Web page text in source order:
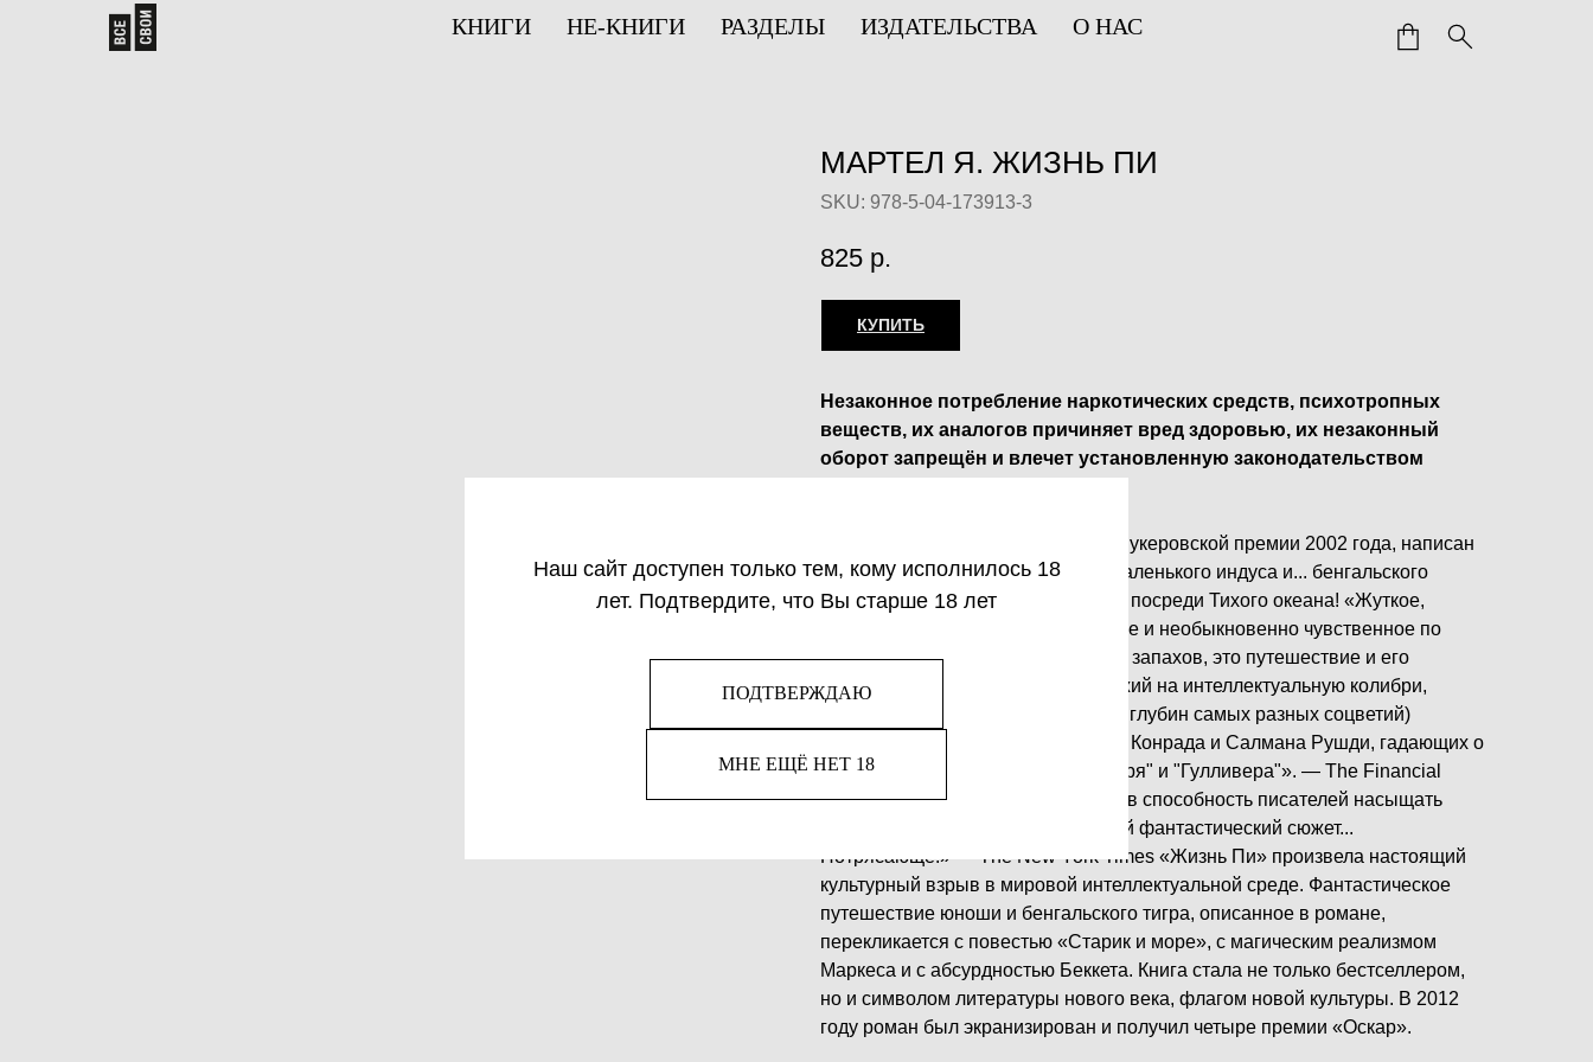
КНИГИ НЕ-КНИГИ РАЗДЕЛЫ ИЗДАТЕЛЬСТВА О НАС
Наш сайт доступен только тем, кому исполнилось 18
лет. Подтвердите, что Вы старше 18 лет
ПОДТВЕРЖДАЮ
МНЕ ЕЩЁ НЕТ 18
МАРТЕЛ Я. ЖИЗНЬ ПИ
SKU: 978-5-04-173913-3
825 р.
КУПИТЬ
Незаконное потребление наркотических средств, психотропных
веществ, их аналогов причиняет вред здоровью, их незаконный
оборот запрещён и влечет установленную законодательством
«Жизнь Пи» — роман — лауреат Букеровской премии 2002 года, написан
о путешествии не кого-нибудь, а маленького индуса и... бенгальского
тигра! И не где-нибудь, а в шлюпке посреди Тихого океана! «Жуткое,
абсурдное, рискованное, печальное и необыкновенно чувственное по
части воспроизводимых образов и запахов, это путешествие и его
донельзя чудной рассказчик (похожий на интеллектуальную колибри,
вынужденную извлекать нектар из глубин самых разных соцветий)
напоминают галлюциноз Джозефа Конрада и Салмана Рушди, гадающих о
смысловой начинке "Старика и моря" и "Гулливера"». — The Financial
Times «Эта книга вернет вам веру в способность писателей насыщать
жизненными деталями даже самый фантастический сюжет...
Потрясающе!» — The New York Times «Жизнь Пи» произвела настоящий
культурный взрыв в мировой интеллектуальной среде. Фантастическое
путешествие юноши и бенгальского тигра, описанное в романе,
перекликается с повестью «Старик и море», с магическим реализмом
Маркеса и с абсурдностью Беккета. Книга стала не только бестселлером,
но и символом литературы нового века, флагом новой культуры. В 2012
году роман был экранизирован и получил четыре премии «Оскар».